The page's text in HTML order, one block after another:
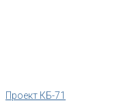
Проект КБ-71